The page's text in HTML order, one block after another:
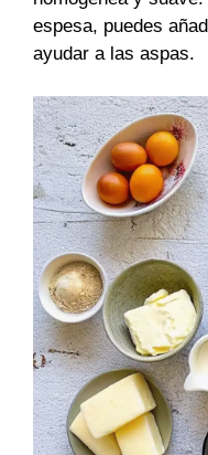
espesa, puedes
ayudar a las aspas.